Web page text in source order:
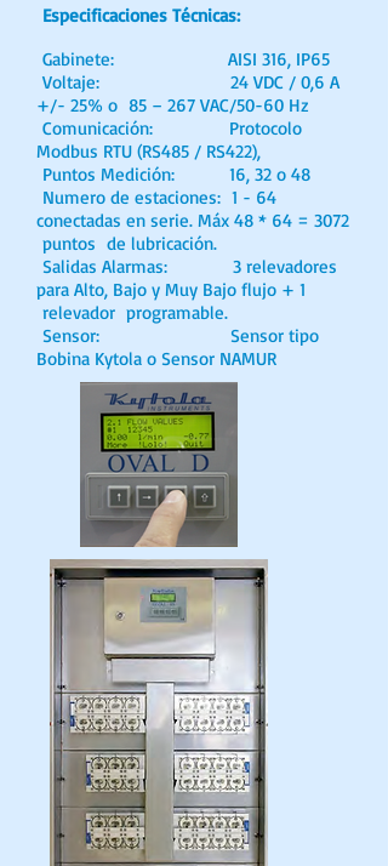
Especificaciones Técnicas:
Gabinete: AISI 316, IP65
Voltaje: 24 VDC / 0,6 A
+/- 25% o 85 – 267 VAC/50-60 Hz
Comunicación: Protocolo
Modbus RTU (RS485 / RS422),
Puntos Medición: 16, 32 o 48
Numero de estaciones: 1 - 64
conectadas en serie. Máx 48 * 64 = 3072
puntos de lubricación.
Salidas Alarmas: 3 relevadores
para Alto, Bajo y Muy Bajo flujo + 1
relevador programable.
Sensor: Sensor tipo
Bobina Kytola o Sensor NAMUR